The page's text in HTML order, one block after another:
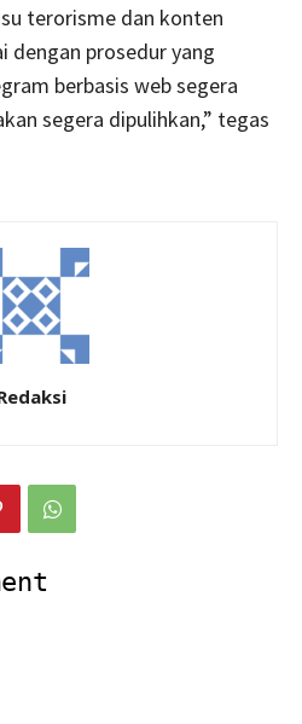
terorisme dan konten
dengan prosedur yang
berbasis web segera
segera dipulihkan,” tegas